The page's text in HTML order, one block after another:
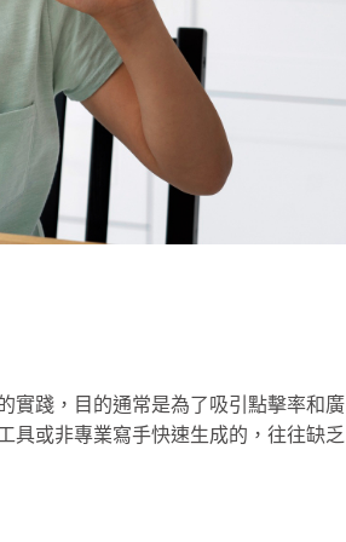
實踐，目的通常是為了吸引點擊率和廣
具或非專業寫手快速生成的，往往缺乏